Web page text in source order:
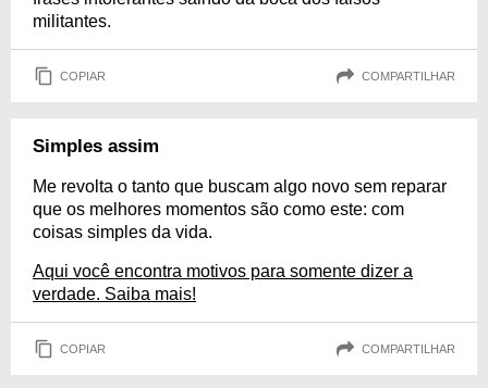
militantes.
COPIAR COMPARTILHAR
Simples assim
Me revolta o tanto que buscam algo novo sem reparar
que os melhores momentos são como este: com
coisas simples da vida.
Aqui você encontra motivos para somente dizer a
verdade. Saiba mais!
COPIAR COMPARTILHAR